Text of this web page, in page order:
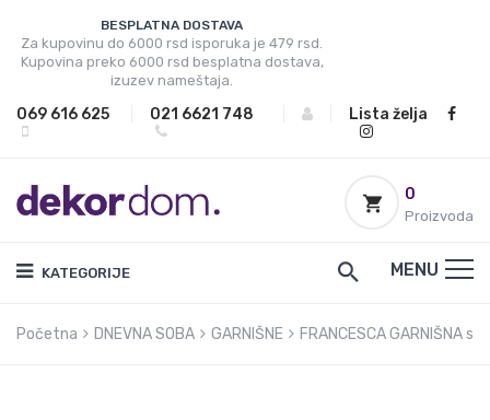
BESPLATNA DOSTAVA
Za kupovinu do 6000 rsd isporuka je 479 rsd.
Kupovina preko 6000 rsd besplatna dostava,
izuzev nameštaja.
069 616 625 021 6621 748 Lista želja
0
Proizvoda
KATEGORIJE MENU
Početna DNEVNA SOBA GARNIŠNE FRANCESCA GARNIŠNA